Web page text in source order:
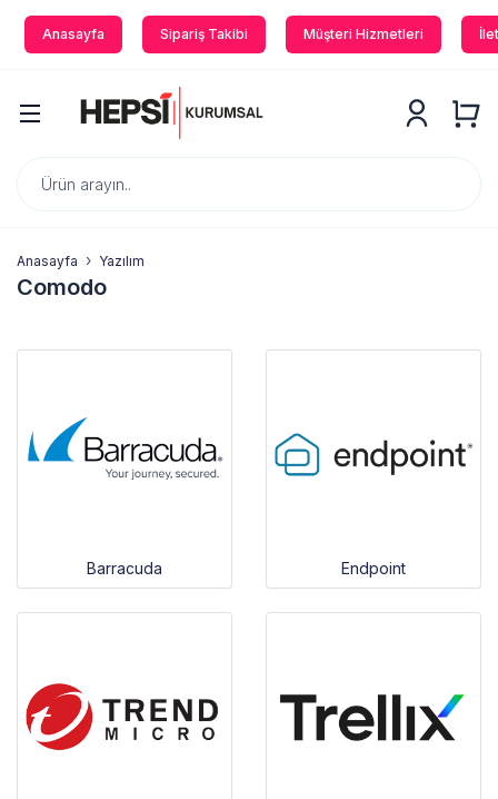
Anasayfa Sipariş Takibi Müşteri Hizmetleri
Anasayfa Yazılım
Comodo
Barracuda Endpoint